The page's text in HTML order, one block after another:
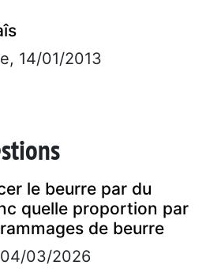
14/01/2013
le beurre par du
quelle proportion par
de beurre
03/2026